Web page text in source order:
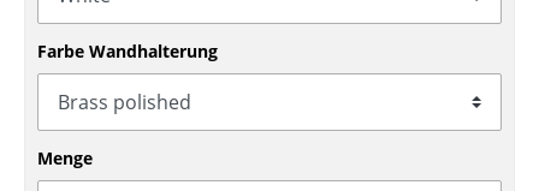
Einzelteile
... alle Sitzmöbel
Tische
Esstische
Farbe Wandhalterung
Menge